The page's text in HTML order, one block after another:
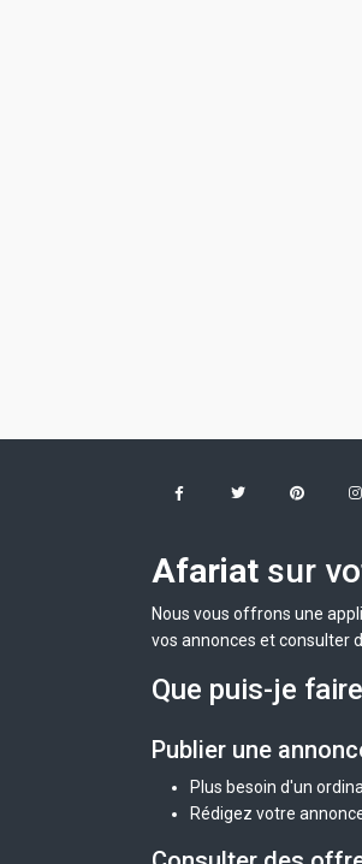
Afariat sur
Nous vous offrons une
vos annonces et consulter
Que puis-je
Publier une
Plus besoin d'un
Rédigez votre